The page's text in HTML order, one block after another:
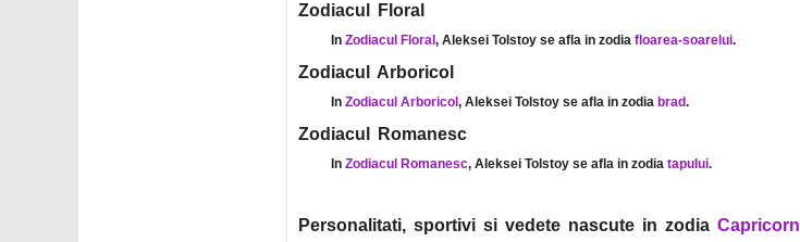
Zodiacul Floral
In Zodiacul Floral , Aleksei Tolstoy se afla in zodia floarea-soarelui.
Zodiacul Arboricol
In Zodiacul Arboricol , Aleksei Tolstoy se afla in zodia brad.
Zodiacul Romanesc
In Zodiacul Romanesc, Aleksei Tolstoy se afla in zodia tapului.
Personalitati, sportivi si vedete nascute in zodia Capricorn